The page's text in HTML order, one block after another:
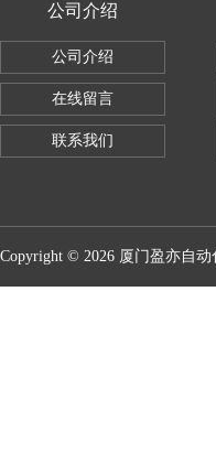
公司介绍
公司介绍
在线留言
联系我们
Copyright © 2026 厦门盈亦自